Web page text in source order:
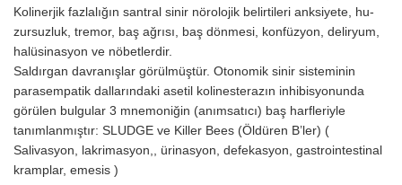
Kolinerjik fazlalığın santral sinir nörolojik belirtileri anksiyete, hu­
zursuzluk, tremor, baş ağrısı, baş dönmesi, konfüzyon, deliryum,
halüsinasyon ve nöbetlerdir.
Saldırgan davranışlar görülmüştür. Otonomik sinir sisteminin
parasempatik dal­larındaki asetil kolinesterazın inhibisyonunda
görülen bulgular 3 mnemoniğin (anımsatıcı) baş harfleriyle
tanımlanmıştır: SLUDGE ve Killer Bees (Öldüren B’ler) (
Salivasyon, lakrimasyon,, ürinasyon, defekasyon, gastrointestinal
kramplar, emesis )